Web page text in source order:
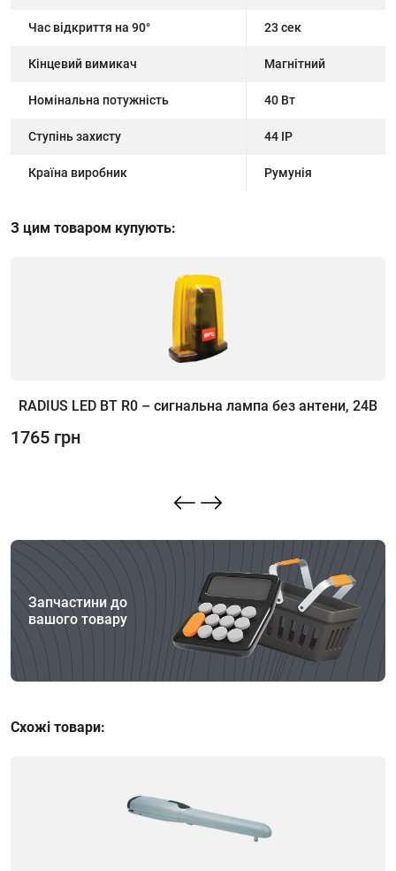
Час відкриття на 90° 23 сек
Кінцевий вимикач Магнітний
Номінальна потужність 40 Вт
Ступінь захисту 44 IP
Країна виробник Румунія
З цим товаром купують:
RADIUS LED BT R0 – сигнальна лампа без антени, 24В
1765 грн
Запчастини до
вашого товару
Схожі товари: